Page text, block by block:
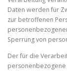
Daten werden für
zur betroffenen
Sperrung von
Der für die